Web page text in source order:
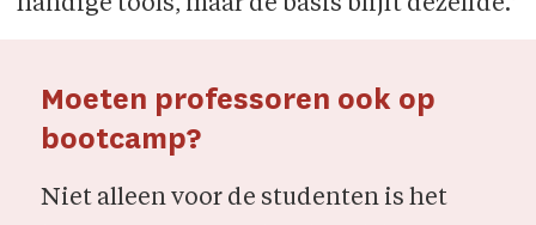
handige tools, maar de basis blijft dezelfde.'
Moeten professoren ook op
bootcamp?
Niet alleen voor de studenten is het